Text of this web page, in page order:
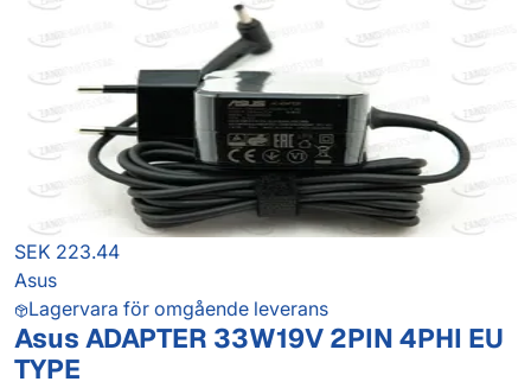
SEK 223.44
Asus
Lagervara för omgående leverans
Asus ADAPTER 33W19V 2PIN 4PHI EU
TYPE